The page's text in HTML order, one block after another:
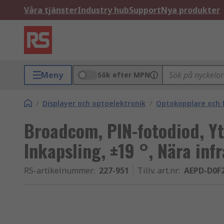
Våra tjänsterIndustry hubSupportNya produkter
Meny Sök efter MPN
/ Displayer och optoelektronik / Optokopplare
Broadcom, PIN-fotodiod,
Inkapsling, ±19 °, Nära
RS-artikelnummer: 227-951 Tillv. art.nr: AEPD-